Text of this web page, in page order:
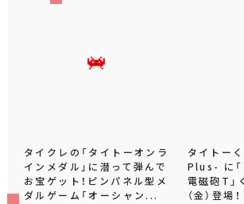
タイクレの「タイトーオンラ
インメダル」に潜って弾んで
お宝ゲット！ピンパネル型メ
ダルゲーム「オーシャン...
タイトー
Plus- に「
電磁砲T」
（金）登場！